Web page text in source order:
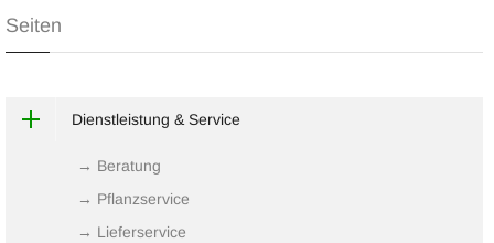
Seiten
Dienstleistung & Service
→ Beratung
→ Pflanzservice
→ Lieferservice